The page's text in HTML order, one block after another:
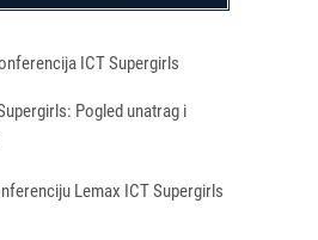
ICT Supergirls
Pogled unatrag i
Lemax ICT Supergirls